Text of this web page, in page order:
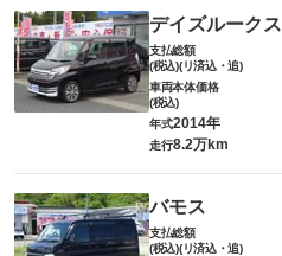
デイズルークス
支払総額
(税込)(リ済込・追)
車両本体価格
(税込)
年式2014年
走行8.2万km
バモス
支払総額
(税込)(リ済込・追)